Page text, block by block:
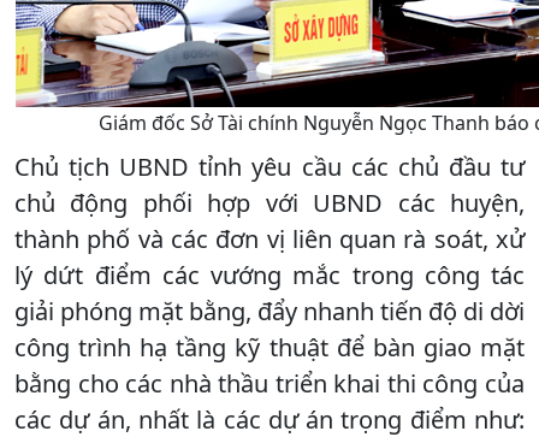
Giám đốc Sở Tài chính Nguyễn Ngọc Thanh
Chủ tịch UBND tỉnh yêu cầu các chủ đầu tư
chủ động phối hợp với UBND các huyện,
thành phố và các đơn vị liên quan rà soát, xử
lý dứt điểm các vướng mắc trong công tác
giải phóng mặt bằng, đẩy nhanh tiến độ di dời
công trình hạ tầng kỹ thuật để bàn giao mặt
bằng cho các nhà thầu triển khai thi công của
các dự án, nhất là các dự án trọng điểm như: